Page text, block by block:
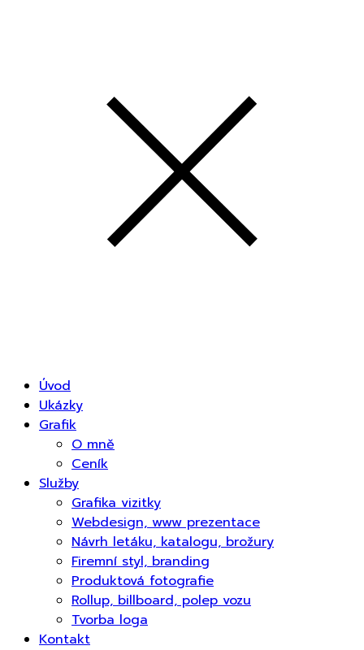
Úvod
Ukázky
Grafik
O mně
Ceník
Služby
Grafika vizitky
Webdesign, www prezentace
Návrh letáku, katalogu, brožury
Firemní styl, branding
Produktová fotografie
Rollup, billboard, polep vozu
Tvorba loga
Kontakt